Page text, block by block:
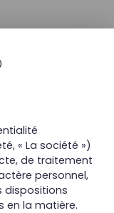
« La société »)
de traitement
personnel,
dispositions
en la matière.